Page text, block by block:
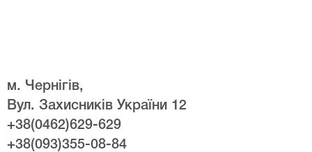
м. Чернігів,
Вул. Захисників України 12
+38(0462)629-629
+38(093)355-08-84